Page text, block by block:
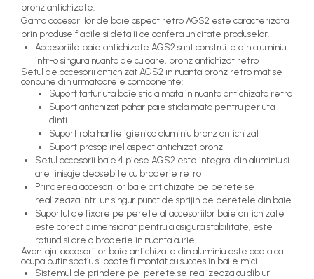
bronz antichizate.
Gama accesoriilor de baie aspect retro AGS2 este caracterizata
prin produse fiabile si detalii ce confera unicitate produselor.
Accesoriile baie antichizate AGS2 sunt construite din aluminiu
intr-o singura nuanta de culoare, bronz antichizat retro
Setul de accesorii antichizat AGS2 in nuanta bronz retro mat se
conpune din urmatoarele componente:
Suport farfuriuta baie sticla mata in nuanta antichizata retro
Suport antichizat pahar paie sticla mata pentru periuta
dinti
Suport rola hartie igienica aluminiu bronz antichizat
Suport prosop inel aspect antichizat bronz
Setul accesorii baie 4 piese AGS2 este integral din aluminiu si
are finisaje deosebite cu broderie retro
Prinderea accesoriilor baie antichizate pe perete se
realizeaza intr-un singur punct de sprijin pe peretele din baie
Suportul de fixare pe perete al accesoriilor baie antichizate
este corect dimensionat pentru a asigura stabilitate, este
rotund si are o broderie in nuanta aurie
Avantajul accesoriilor baie antichizate din aluminiu este acela ca
ocupa putin spatiu si poate fi montat cu succes in baile mici
Sistemul de prindere pe perete se realizeaza cu dibluri